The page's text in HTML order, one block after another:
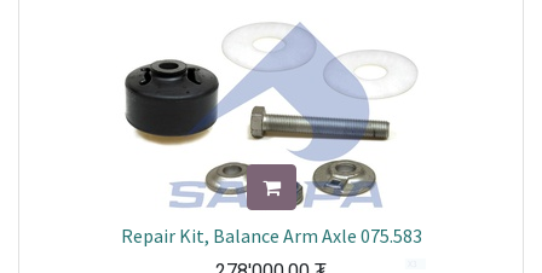
Repair Kit, Balance Arm Axle 075.583